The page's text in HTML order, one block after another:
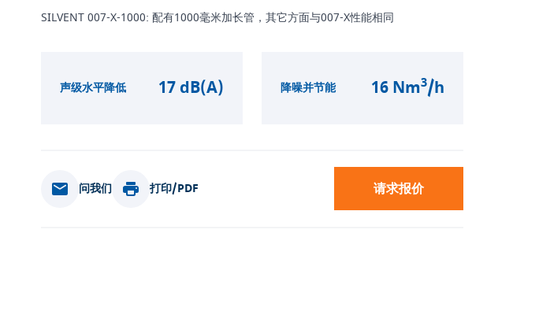
SILVENT 007-X-1000: 配有1000毫米加长管，其它方面与007-X性能相同
声级水平降低 17 dB(A) 降噪并节能 16 Nm3/h
问我们 打印/PDF 请求报价